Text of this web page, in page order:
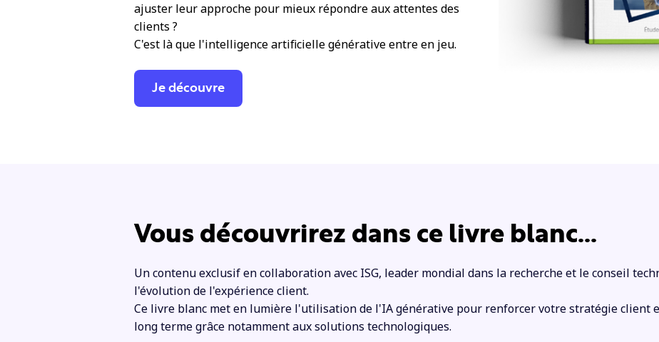
ajuster leur approche pour mieux répondre aux attentes des
clients ?
C'est là que l'intelligence artificielle générative entre en jeu.
Je découvre
Vous découvrirez dans ce livre blanc...
Un contenu exclusif en collaboration avec ISG, leader mondial dans la recherche et le conseil
l'évolution de l'expérience client.
Ce livre blanc met en lumière l'utilisation de l'IA générative pour renforcer votre stratégie client
long terme grâce notamment aux solutions technologiques.